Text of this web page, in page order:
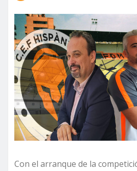
Con el arranque de la